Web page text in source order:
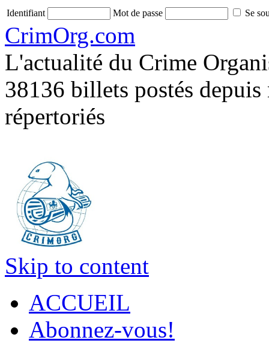
Identifiant Mot de passe Se
CrimOrg.com
L'actualité du Crime
38136 billets postés
répertoriés
Skip to content
ACCUEIL
Abonnez-vous!